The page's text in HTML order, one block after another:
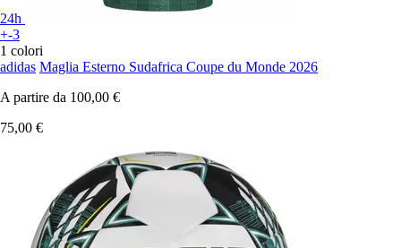
24h
+-3
1 colori
adidas Maglia Esterno Sudafrica Coupe du Monde 2026
A partire da 100,00 €
75,00 €